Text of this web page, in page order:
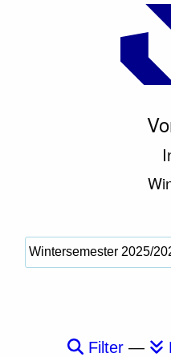
Filter —